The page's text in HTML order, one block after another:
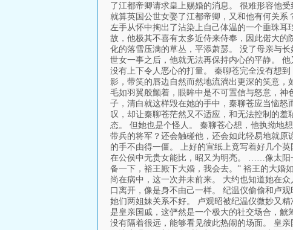
了江都帝卿请求皇上赐婚的消息。 很难形容他
就算英国公世女娶了江都帝卿，又和他有何关系
左手从怀中掏出了沾染上自己体温的一个垂珠
故，他极其不喜有太多近侍来侍奉，因此偌大
化的落雪压满的草丛，平添萧瑟。 没了母亲与
世女一事之后，他就无法再保持内心的平静。
没有上下令人恶心的打量。 秦聊苍完全没有想
影，带笑的唇边自然而然地流淌出更深的笑意
毛如羽翼般颤着，眼眸中是不可置信与怒意，
子，清白就这样毁在她的手中，秦聊苍应当恼
叹，却让秦聊苍茫然又不适应，和无法控制的
态。 但她也是个怪人。 秦聊苍心想，他执拗地
带兵的将军？还会触碰他，还会如此轻易地就
的手不由得一僵。 上好的宣纸上竟写着好几个
在公侯中无贵女能比，昭又为明亮。 ……像太阳
备一下，裕王殿下大婚，我会去。” 裕王的大婚
尚在病中，这一次并未前来。 大约也知道她在
口离开，像是身不由己一样。 纪温仪偷偷和卢
她们两姐妹关系不好。 卢观昭被纪温仪微妙又
是皇亲国戚，这俨然是一个极大的社交场合，
没有隔着很远，能够看见彼此热闹的场面。 皇